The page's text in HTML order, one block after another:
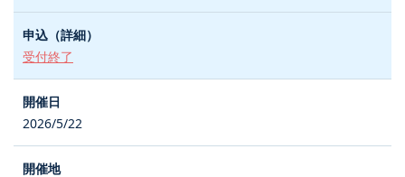
受付終了
2026/5/22